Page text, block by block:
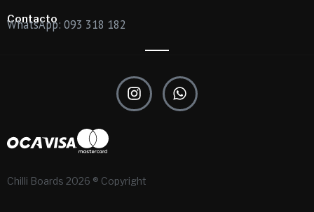
Contacto
WhatsApp: 093 318 182
Chilli Boards 2026 ® Copyright
I
n
s
a
W
h
a